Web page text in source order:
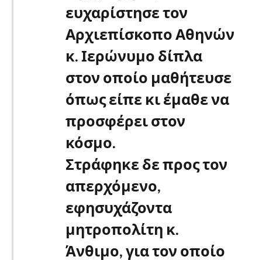
ευχαρίστησε τον
Αρχιεπίσκοπο Αθηνών
κ. Ιερώνυμο δίπλα
στον οποίο μαθήτευσε
όπως είπε κι έμαθε να
προσφέρει στον
κόσμο.
Στράφηκε δε προς τον
απερχόμενο,
εφησυχάζοντα
μητροπολίτη κ.
Άνθιμο, για τον οποίο